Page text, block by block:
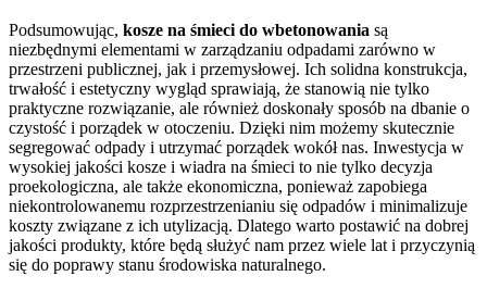
Podsumowując, kosze na śmieci do wbetonowania są
niezbędnymi elementami w zarządzaniu odpadami zarówno w
przestrzeni publicznej, jak i przemysłowej. Ich solidna konstrukcja,
trwałość i estetyczny wygląd sprawiają, że stanowią nie tylko
praktyczne rozwiązanie, ale również doskonały sposób na dbanie o
czystość i porządek w otoczeniu. Dzięki nim możemy skutecznie
segregować odpady i utrzymać porządek wokół nas. Inwestycja w
wysokiej jakości kosze i wiadra na śmieci to nie tylko decyzja
proekologiczna, ale także ekonomiczna, ponieważ zapobiega
niekontrolowanemu rozprzestrzenianiu się odpadów i minimalizuje
koszty związane z ich utylizacją. Dlatego warto postawić na dobrej
jakości produkty, które będą służyć nam przez wiele lat i przyczynią
się do poprawy stanu środowiska naturalnego.